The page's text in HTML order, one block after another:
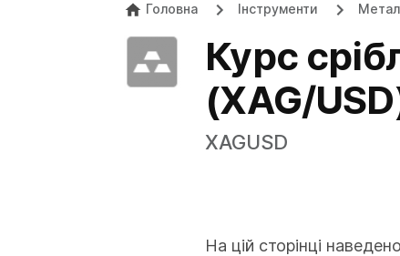
Головна Інструменти
Курс
(XAG/
XAGUSD
На цій сторінці